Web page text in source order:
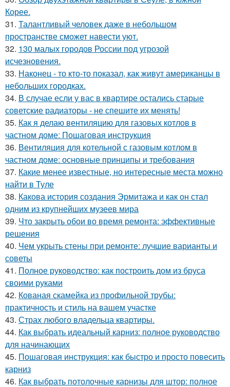
Корее.
31. Талантливый человек даже в небольшом
пространстве сможет навести уют.
32. 130 малых городов России под угрозой
исчезновения.
33. Наконец - то кто-то показал, как живут американцы в
небольших городках.
34. В случае если у вас в квартире остались старые
советские радиаторы - не спешите их менять!
35. Как я делаю вентиляцию для газовых котлов в
частном доме: Пошаговая инструкция
36. Вентиляция для котельной с газовым котлом в
частном доме: основные принципы и требования
37. Какие менее известные, но интересные места можно
найти в Туле
38. Какова история создания Эрмитажа и как он стал
одним из крупнейших музеев мира
39. Что закрыть обои во время ремонта: эффективные
решения
40. Чем укрыть стены при ремонте: лучшие варианты и
советы
41. Полное руководство: как построить дом из бруса
своими руками
42. Кованая скамейка из профильной трубы:
практичность и стиль на вашем участке
43. Страх любого владельца квартиры.
44. Как выбрать идеальный карниз: полное руководство
для начинающих
45. Пошаговая инструкция: как быстро и просто повесить
карниз
46. Как выбрать потолочные карнизы для штор: полное